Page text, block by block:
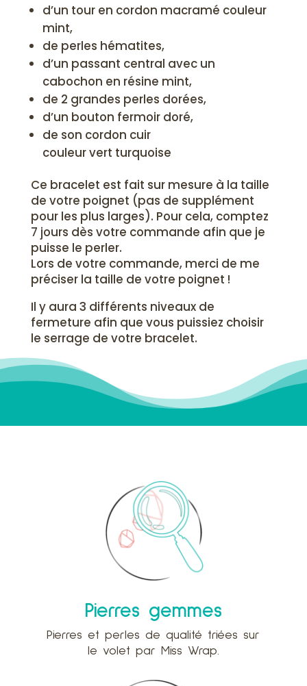
d’un tour en cordon macramé couleur
mint,
de perles hématites,
d’un passant central avec un
cabochon en résine mint,
de 2 grandes perles dorées,
d’un bouton fermoir doré,
de son cordon cuir
couleur vert turquoise
Ce bracelet est fait sur mesure à la taille
de votre poignet (pas de supplément
pour les plus larges). Pour cela, comptez
7 jours dès votre commande afin que je
puisse le perler.
Lors de votre commande, merci de me
préciser la taille de votre poignet !
Il y aura 3 différents niveaux de
fermeture afin que vous puissiez choisir
le serrage de votre bracelet.
Pierres gemmes
Pierres et perles de qualité triées sur
le volet par Miss Wrap.